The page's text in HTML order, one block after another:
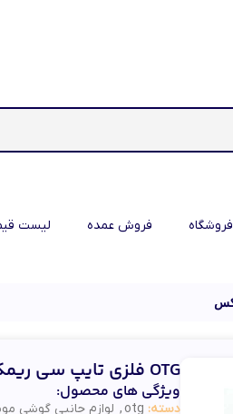
فروشگاه فروش عمده لیست
OTG فلزی تایپ سی ریمکس
ویژگی های محصول:
دسته: otg
, لوازم جانبی گوشی